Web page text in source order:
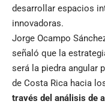
desarrollar espacios
innovadoras.
Jorge Ocampo
señaló que la
será la piedra angular
de Costa Rica hacia
través del análisis de